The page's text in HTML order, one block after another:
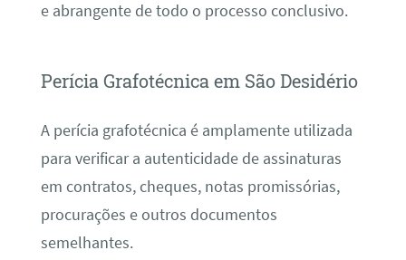
e abrangente de todo o processo conclusivo.
Perícia Grafotécnica em São Desidério
A perícia grafotécnica é amplamente utilizada
para verificar a autenticidade de assinaturas
em contratos, cheques, notas promissórias,
procurações e outros documentos
semelhantes.